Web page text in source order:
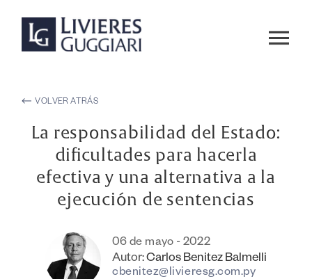
VOLVER ATRÁS
La responsabilidad del Estado:
dificultades para hacerla
efectiva y una alternativa a la
ejecución de sentencias
06 de mayo - 2022
Autor:Carlos Benitez Balmelli
cbenitez@livieresg.com.py